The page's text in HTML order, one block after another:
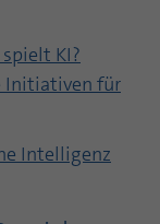
KI?
Initiativen für
Intelligenz